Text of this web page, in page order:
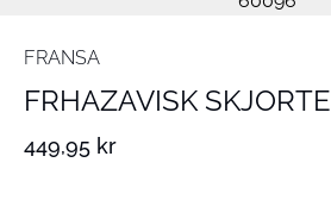
FRANSA
FRHAZAVISK SKJORTE
449,95 kr